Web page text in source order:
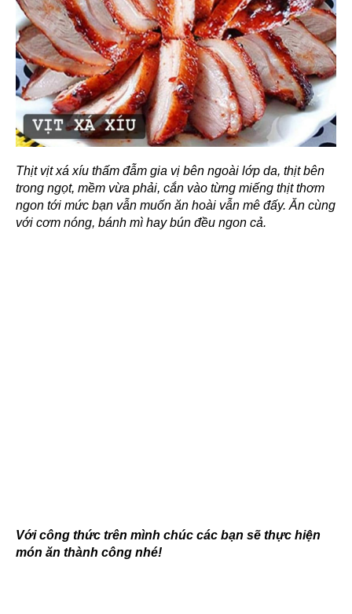
Thịt vịt xá xíu thấm đẫm gia vị bên ngoài lớp da, thịt bên
trong ngọt, mềm vừa phải, cắn vào từng miếng thịt thơm
ngon tới mức bạn vẫn muốn ăn hoài vẫn mê đấy. Ăn cùng
với cơm nóng, bánh mì hay bún đều ngon cả.
Với công thức trên mình chúc các bạn sẽ thực hiện
món ăn thành công nhé!